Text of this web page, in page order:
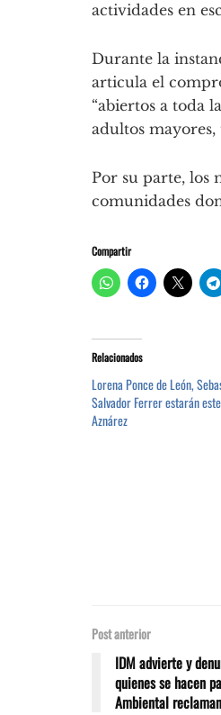
actividades en
Durante la
articula el
“abiertos a toda
adultos mayores,
Por su parte, los
comunidades
Compartir
Relacionados
Lorena Ponce de León,
Salvador Ferrer estarán
Aznárez
Post anterior
IDM advierte y
quienes se hacen
Ambiental